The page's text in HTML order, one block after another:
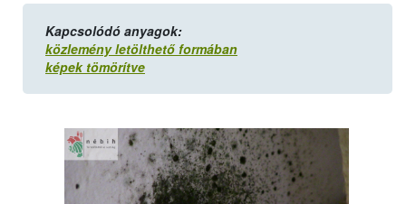
Kapcsolódó anyagok:
közlemény letölthető formában
képek tömörítve